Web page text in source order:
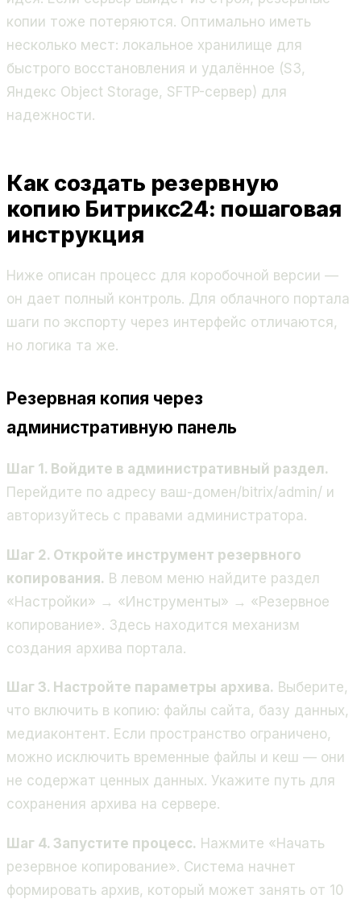
копии тоже потеряются. Оптимально иметь
несколько мест: локальное хранилище для
быстрого восстановления и удалённое (S3,
Яндекс Object Storage, SFTP-сервер) для
надежности.
Как создать резервную
копию Битрикс24: пошаговая
инструкция
Ниже описан процесс для коробочной версии —
он дает полный контроль. Для облачного портала
шаги по экспорту через интерфейс отличаются,
но логика та же.
Резервная копия через
административную панель
Шаг 1. Войдите в административный раздел.
Перейдите по адресу ваш-домен/bitrix/admin/ и
авторизуйтесь с правами администратора.
Шаг 2. Откройте инструмент резервного
копирования. В левом меню найдите раздел
«Настройки» → «Инструменты» → «Резервное
копирование». Здесь находится механизм
создания архива портала.
Шаг 3. Настройте параметры архива. Выберите,
что включить в копию: файлы сайта, базу данных,
медиаконтент. Если пространство ограничено,
можно исключить временные файлы и кеш — они
не содержат ценных данных. Укажите путь для
сохранения архива на сервере.
Шаг 4. Запустите процесс. Нажмите «Начать
резервное копирование». Система начнет
формировать архив, который может занять от 10